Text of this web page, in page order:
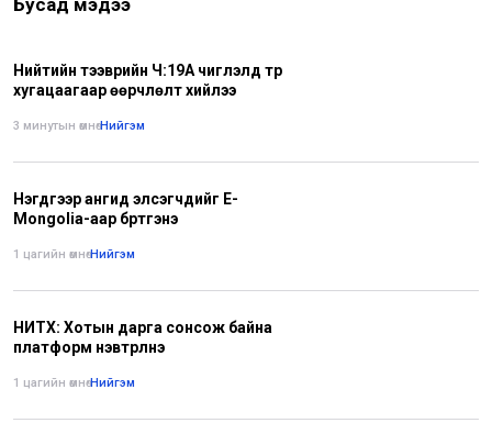
Нийтийн тээврийн Ч:19А чиглэлд түр
хугацаагаар өөрчлөлт хийлээ
3 минутын өмнө•Нийгэм
Нэгдүгээр ангид элсэгчдийг E-
Mongolia-аар бүртгэнэ
1 цагийн өмнө•Нийгэм
НИТХ: Хотын дарга сонсож байна
платформ нэвтрүүлнэ
1 цагийн өмнө•Нийгэм